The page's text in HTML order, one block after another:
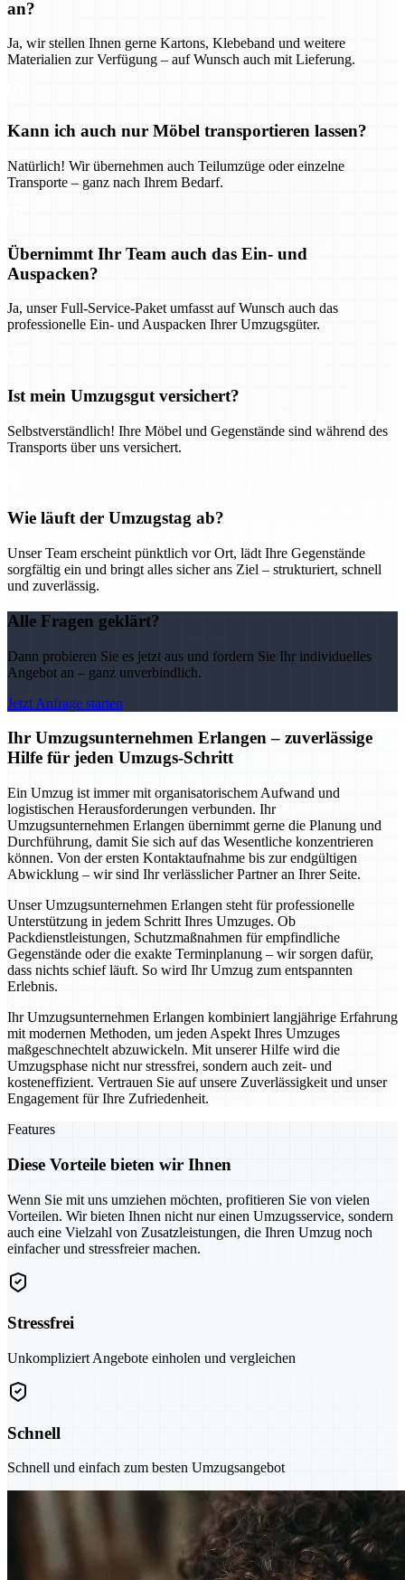
an?
Ja, wir stellen Ihnen gerne Kartons, Klebeband und weitere
Materialien zur Verfügung – auf Wunsch auch mit Lieferung.
Kann ich auch nur Möbel transportieren lassen?
Natürlich! Wir übernehmen auch Teilumzüge oder einzelne
Transporte – ganz nach Ihrem Bedarf.
Übernimmt Ihr Team auch das Ein- und
Auspacken?
Ja, unser Full-Service-Paket umfasst auf Wunsch auch das
professionelle Ein- und Auspacken Ihrer Umzugsgüter.
Ist mein Umzugsgut versichert?
Selbstverständlich! Ihre Möbel und Gegenstände sind während des
Transports über uns versichert.
Wie läuft der Umzugstag ab?
Unser Team erscheint pünktlich vor Ort, lädt Ihre Gegenstände
sorgfältig ein und bringt alles sicher ans Ziel – strukturiert, schnell
und zuverlässig.
Alle Fragen geklärt?
Dann probieren Sie es jetzt aus und fordern Sie Ihr individuelles
Angebot an – ganz unverbindlich.
Jetzt Anfrage starten
Ihr Umzugsunternehmen Erlangen – zuverlässige
Hilfe für jeden Umzugs-Schritt
Ein Umzug ist immer mit organisatorischem Aufwand und
logistischen Herausforderungen verbunden. Ihr
Umzugsunternehmen Erlangen übernimmt gerne die Planung und
Durchführung, damit Sie sich auf das Wesentliche konzentrieren
können. Von der ersten Kontaktaufnahme bis zur endgültigen
Abwicklung – wir sind Ihr verlässlicher Partner an Ihrer Seite.
Unser Umzugsunternehmen Erlangen steht für professionelle
Unterstützung in jedem Schritt Ihres Umzuges. Ob
Packdienstleistungen, Schutzmaßnahmen für empfindliche
Gegenstände oder die exakte Terminplanung – wir sorgen dafür,
dass nichts schief läuft. So wird Ihr Umzug zum entspannten
Erlebnis.
Ihr Umzugsunternehmen Erlangen kombiniert langjährige Erfahrung
mit modernen Methoden, um jeden Aspekt Ihres Umzuges
maßgeschnechtelt abzuwickeln. Mit unserer Hilfe wird die
Umzugsphase nicht nur stressfrei, sondern auch zeit- und
kosteneffizient. Vertrauen Sie auf unsere Zuverlässigkeit und unser
Engagement für Ihre Zufriedenheit.
Features
Diese Vorteile bieten wir Ihnen
Wenn Sie mit uns umziehen möchten, profitieren Sie von vielen
Vorteilen. Wir bieten Ihnen nicht nur einen Umzugsservice, sondern
auch eine Vielzahl von Zusatzleistungen, die Ihren Umzug noch
einfacher und stressfreier machen.
Stressfrei
Unkompliziert Angebote einholen und vergleichen
Schnell
Schnell und einfach zum besten Umzugsangebot